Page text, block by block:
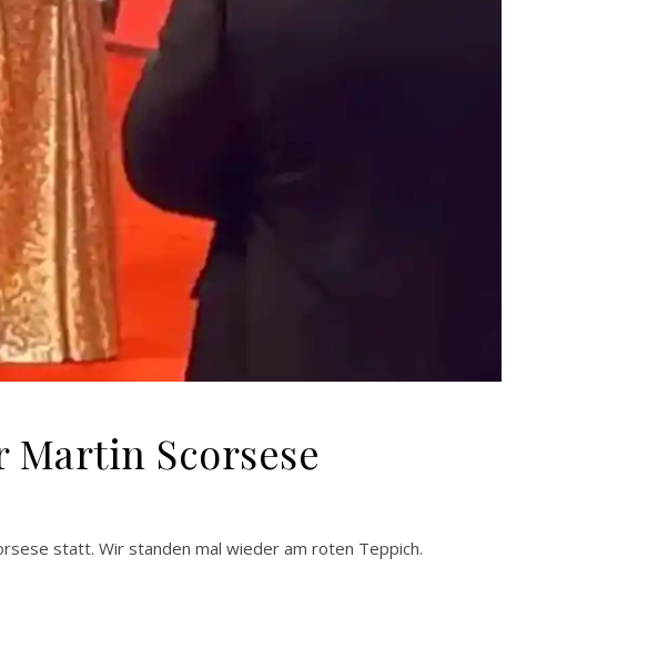
Martin Scorsese
statt. Wir standen mal wieder am roten Teppich.